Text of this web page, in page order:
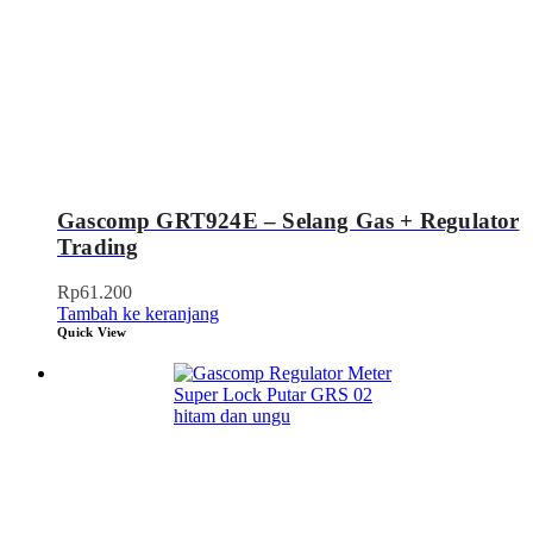
Gascomp GRT924E – Selang Gas + Regulator
Trading
Rp61.200
Tambah ke keranjang
Quick View